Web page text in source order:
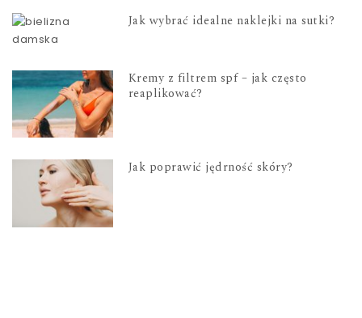
Jak wybrać idealne naklejki na sutki?
Kremy z filtrem spf – jak często
reaplikować?
Jak poprawić jędrność skóry?